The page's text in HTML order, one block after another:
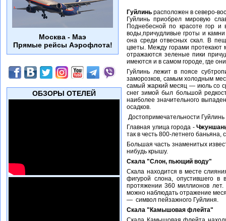
Гуйлинь расположен в северо-
Гуйлинь приобрел мировую
Поднебесной по красоте гор
воды,причудливые гроты и
она среди отвесных скал. В
цветы. Между горами протекают
отражаются зеленые пики
имеются и в самом городе, где
Гуйлинь лежит в поясе
заморозков, самым холодным
самый жаркий месяц — июль со
снег зимой был большой
наиболее значительного
осадков.
Достопримечательности Гуйлинь
Главная улица города -
так в честь 800-летнего
Большая часть знаменитых
нибудь крышу.
Скала "Слон, пьющий воду"
Скала находится в месте
фигурой слона, опустившего в
протяжении 360 миллионов
можно наблюдать отражение
— символ пейзажного Гуйлиня.
Скала "Камышовая флейта"
Москва - Маэ
Прямые рейсы Аэрофлота!
ОБЗОРЫ ОТЕЛЕЙ